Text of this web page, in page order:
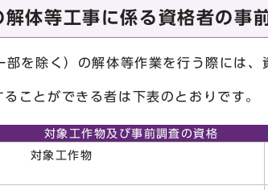
体等工事に係る資格者の事
を除く）の解体等作業を行う際には、
ことができる者は下表のとおりです。
対象工作物及び事前調査の資格
対象工作物